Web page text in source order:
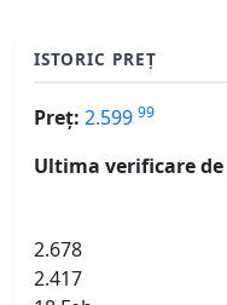
ISTORIC PREȚ
Preț: 2.599 99
Ultima verificare
2.678
2.417